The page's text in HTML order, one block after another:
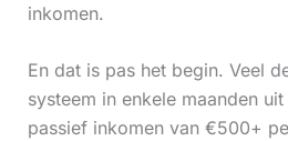
inkomen.
En dat is pas het begin. Veel
systeem in enkele maanden
passief inkomen van €500+